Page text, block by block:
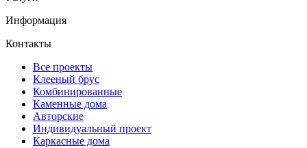
Информация
Контакты
Все проекты
Клееный брус
Комбинированные
Каменные дома
Авторские
Индивидуальный проект
Каркасные дома